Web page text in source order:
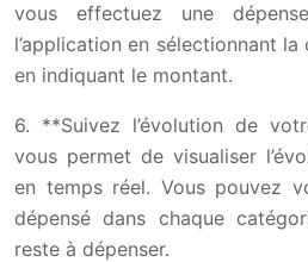
vous effectuez une
l’application en sélectionnant
en indiquant le montant.
6. **Suivez l’évolution de
vous permet de visualiser
en temps réel. Vous pouvez
dépensé dans chaque
reste à dépenser.